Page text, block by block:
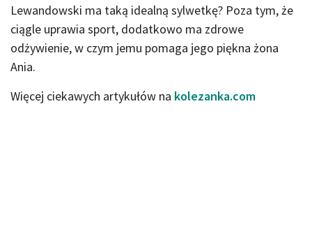
Lewandowski ma taką idealną sylwetkę? Poza tym, że
ciągle uprawia sport, dodatkowo ma zdrowe
odżywienie, w czym jemu pomaga jego piękna żona
Ania.
Więcej ciekawych artykułów na kolezanka.com